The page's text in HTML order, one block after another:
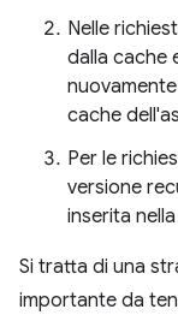
Nelle
dalla cache
cache
Per le
versione
inserita
Si tratta di una
importante da